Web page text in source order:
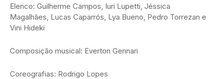
Elenco: Guilherme Campos, Iuri Lupetti, Jéssica
Magalhães, Lucas Caparrós, Lya Bueno, Pedro Torrezan e
Vini Hideki
Composição musical: Everton Gennari
Coreografias: Rodrigo Lopes